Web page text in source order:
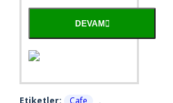
DEVAM
Etiketler: Cafe
,